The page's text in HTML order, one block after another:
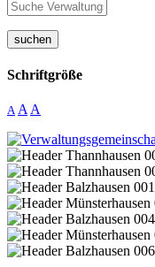
suchen
Schriftgröße
A A A